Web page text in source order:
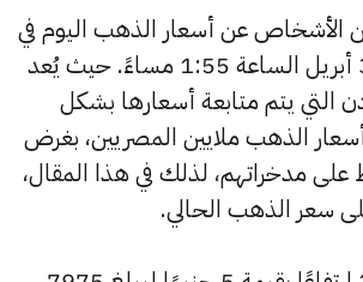
الأشخاص عن أسعار الذهب اليوم في
مصر الخميس 30 أبريل الساعة 1:55 مساءً. حيث يُعد
التي يتم متابعة أسعارها بشكل
الذهب ملايين المصريين، بغرض
على مدخراتهم، لذلك في هذا المقال،
سعر الذهب الحالي.